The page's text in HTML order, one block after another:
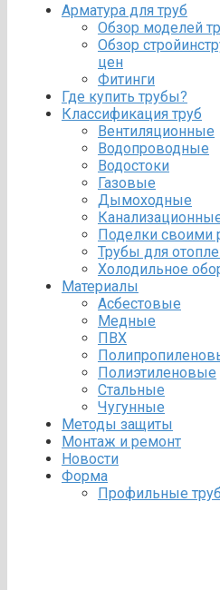
Арматура для труб
Обзор моделей
Обзор
цен
Фитинги
Где купить трубы?
Классификация труб
Вентиляционные
Водопроводные
Водостоки
Газовые
Дымоходные
Поделки своими
Трубы для
Холодильное
Материалы
Асбестовые
Медные
ПВХ
Полиэтиленовые
Стальные
Чугунные
Методы защиты
Монтаж и ремонт
Новости
Форма
Профильные